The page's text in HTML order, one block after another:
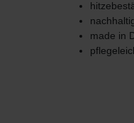
made in